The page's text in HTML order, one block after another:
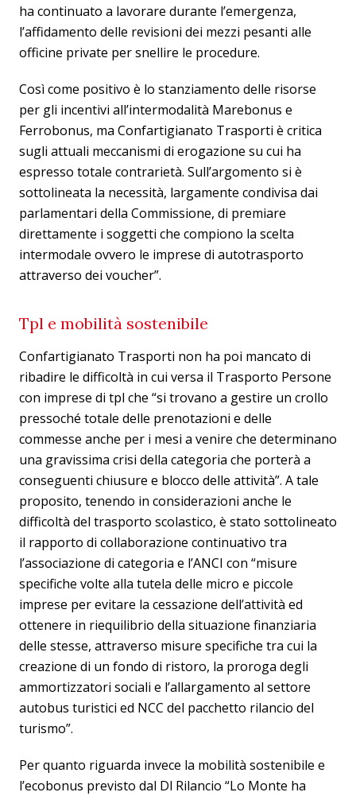
ha continuato a lavorare durante l’emergenza,
l’affidamento delle revisioni dei mezzi pesanti alle
officine private per snellire le procedure.
Così come positivo è lo stanziamento delle risorse
per gli incentivi all’intermodalità Marebonus e
Ferrobonus, ma Confartigianato Trasporti è critica
sugli attuali meccanismi di erogazione su cui ha
espresso totale contrarietà. Sull’argomento si è
sottolineata la necessità, largamente condivisa dai
parlamentari della Commissione, di premiare
direttamente i soggetti che compiono la scelta
intermodale ovvero le imprese di autotrasporto
attraverso dei voucher”.
Tpl e mobilità sostenibile
Confartigianato Trasporti non ha poi mancato di
ribadire le difficoltà in cui versa il Trasporto Persone
con imprese di tpl che “si trovano a gestire un crollo
pressoché totale delle prenotazioni e delle
commesse anche per i mesi a venire che determinano
una gravissima crisi della categoria che porterà a
conseguenti chiusure e blocco delle attività”. A tale
proposito, tenendo in considerazioni anche le
difficoltà del trasporto scolastico, è stato sottolineato
il rapporto di collaborazione continuativo tra
l’associazione di categoria e l’ANCI con “misure
specifiche volte alla tutela delle micro e piccole
imprese per evitare la cessazione dell’attività ed
ottenere in riequilibrio della situazione finanziaria
delle stesse, attraverso misure specifiche tra cui la
creazione di un fondo di ristoro, la proroga degli
ammortizzatori sociali e l’allargamento al settore
autobus turistici ed NCC del pacchetto rilancio del
turismo”.
Per quanto riguarda invece la mobilità sostenibile e
l’ecobonus previsto dal Dl Rilancio “Lo Monte ha